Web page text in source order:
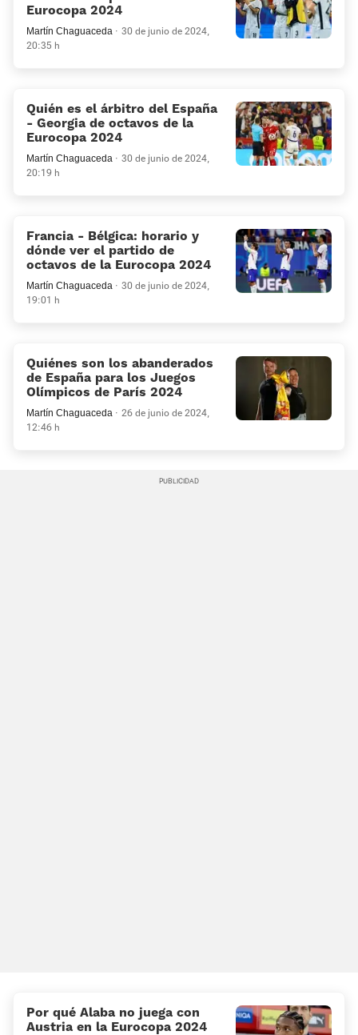
Eurocopa 2024
Martín Chaguaceda
30 de junio de 2024,
20:35 h
Quién es el árbitro del España
- Georgia de octavos de la
Eurocopa 2024
Martín Chaguaceda
30 de junio de 2024,
20:19 h
Francia - Bélgica: horario y
dónde ver el partido de
octavos de la Eurocopa 2024
Martín Chaguaceda
30 de junio de 2024,
19:01 h
Quiénes son los abanderados
de España para los Juegos
Olímpicos de París 2024
Martín Chaguaceda
26 de junio de 2024,
12:46 h
Por qué Alaba no juega con
Austria en la Eurocopa 2024